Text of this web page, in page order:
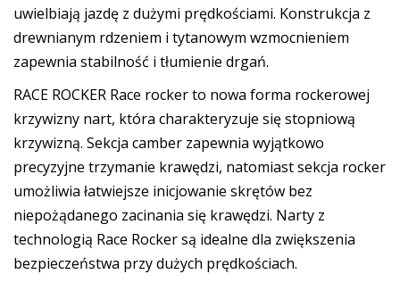
uwielbiają jazdę z dużymi prędkościami. Konstrukcja z
drewnianym rdzeniem i tytanowym wzmocnieniem
zapewnia stabilność i tłumienie drgań.
RACE ROCKER Race rocker to nowa forma rockerowej
krzywizny nart, która charakteryzuje się stopniową
krzywizną. Sekcja camber zapewnia wyjątkowo
precyzyjne trzymanie krawędzi, natomiast sekcja rocker
umożliwia łatwiejsze inicjowanie skrętów bez
niepożądanego zacinania się krawędzi. Narty z
technologią Race Rocker są idealne dla zwiększenia
bezpieczeństwa przy dużych prędkościach.